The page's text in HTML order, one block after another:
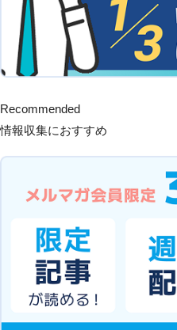
Recommended
情報収集におすすめ